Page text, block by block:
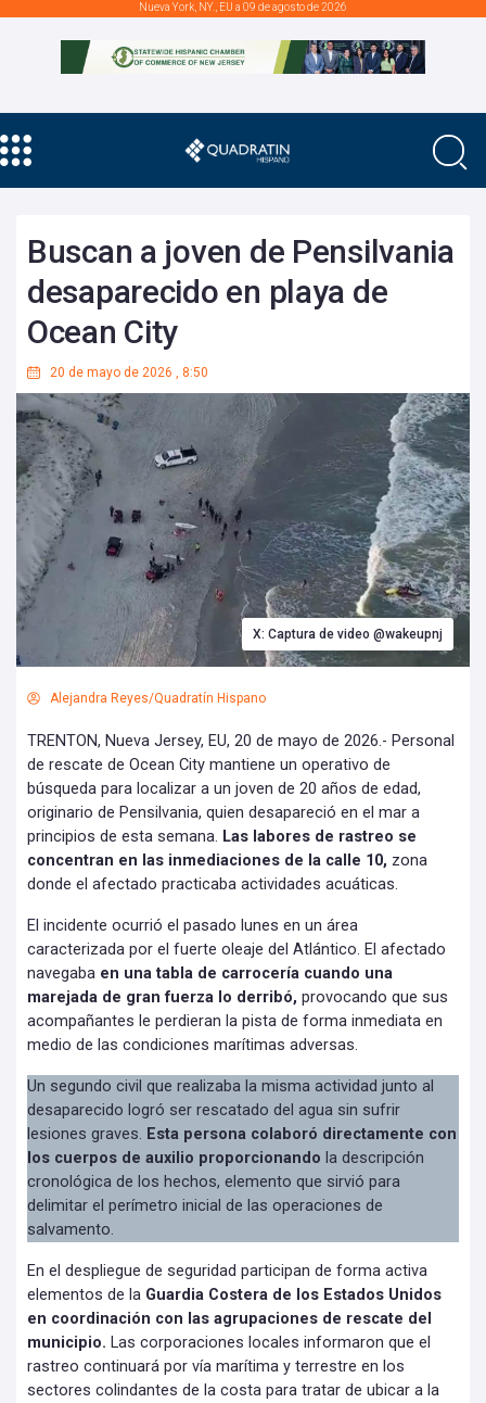
Nueva York, NY., EU a 09 de agosto de 2026
Buscan a joven de Pensilvania
desaparecido en playa de
Ocean City
20 de mayo de 2026 , 8:50
X: Captura de video @wakeupnj
Alejandra Reyes/Quadratín Hispano
TRENTON, Nueva Jersey, EU, 20 de mayo de 2026.- Personal
de rescate de Ocean City mantiene un operativo de
búsqueda para localizar a un joven de 20 años de edad,
originario de Pensilvania, quien desapareció en el mar a
principios de esta semana. Las labores de rastreo se
concentran en las inmediaciones de la calle 10, zona
donde el afectado practicaba actividades acuáticas.
El incidente ocurrió el pasado lunes en un área
caracterizada por el fuerte oleaje del Atlántico. El afectado
navegaba en una tabla de carrocería cuando una
marejada de gran fuerza lo derribó, provocando que sus
acompañantes le perdieran la pista de forma inmediata en
medio de las condiciones marítimas adversas.
Un segundo civil que realizaba la misma actividad junto al
desaparecido logró ser rescatado del agua sin sufrir
lesiones graves. Esta persona colaboró directamente con
los cuerpos de auxilio proporcionando la descripción
cronológica de los hechos, elemento que sirvió para
delimitar el perímetro inicial de las operaciones de
salvamento.
En el despliegue de seguridad participan de forma activa
elementos de la Guardia Costera de los Estados Unidos
en coordinación con las agrupaciones de rescate del
municipio. Las corporaciones locales informaron que el
rastreo continuará por vía marítima y terrestre en los
sectores colindantes de la costa para tratar de ubicar a la